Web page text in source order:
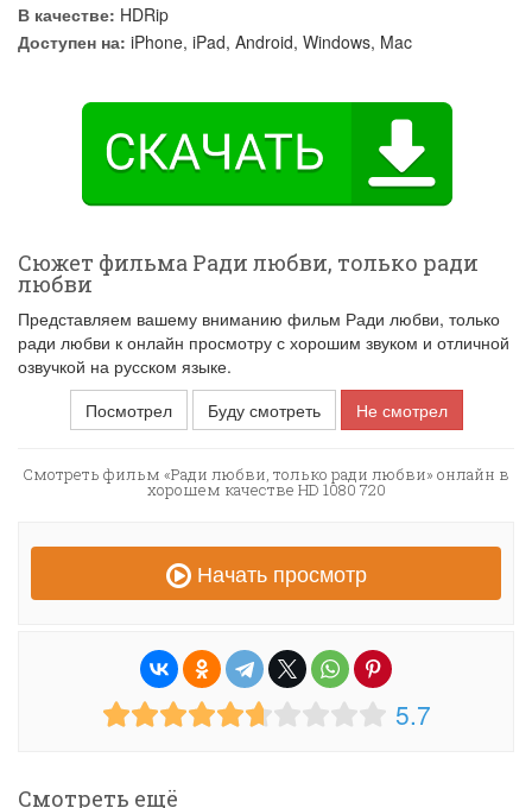
В качестве: HDRip
Доступен на: iPhone, iPad, Android, Windows, Mac
Сюжет фильма Ради любви, только ради
любви
Представляем вашему вниманию фильм Ради любви, только
ради любви к онлайн просмотру с хорошим звуком и отличной
озвучкой на русском языке.
Посмотрел
Буду смотреть Не смотрел
Смотреть фильм «Ради любви, только ради любви» онлайн в
хорошем качестве HD 1080 720
Начать просмотр
5.7
Смотреть ещё